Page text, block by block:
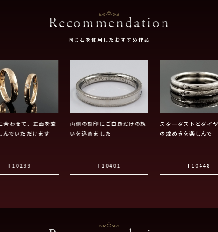
Recommendation
同じ石を使用したおすすめ作品
合わせて、正面を変
んでいただけます
T10233
内側の刻印にご自身だけの想
いを込めました
T10401
スターダストとダイ
の煌めきを楽しんで
T10448